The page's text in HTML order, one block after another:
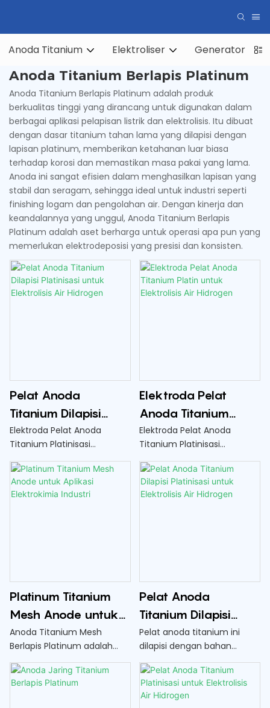
Anoda Titanium Elektroliser Generator
Anoda Titanium Berlapis Platinum
Anoda Titanium Berlapis Platinum adalah produk
berkualitas tinggi yang dirancang untuk digunakan dalam
berbagai aplikasi pelapisan listrik dan elektrolisis. Itu dibuat
dengan dasar titanium tahan lama yang dilapisi dengan
lapisan platinum, memberikan ketahanan luar biasa
terhadap korosi dan memastikan masa pakai yang lama.
Anoda ini sangat efisien dalam menghasilkan lapisan yang
stabil dan seragam, sehingga ideal untuk industri seperti
finishing logam dan pengolahan air. Dengan kinerja dan
keandalannya yang unggul, Anoda Titanium Berlapis
Platinum adalah aset berharga untuk operasi apa pun yang
memerlukan elektrodeposisi yang presisi dan konsisten.
Pelat Anoda
Titanium Dilapisi
Platinisasi untuk
Elektrolisis Air
Hidrogen
Elektroda Pelat Anoda
Titanium Platinisasi
digunakan dalam proses
elektrolisis air hidrogen
untuk memisahkan air
menjadi hidrogen dan
Elektroda Pelat
Anoda Titanium
Platin untuk
Elektrolisis Air
Hidrogen
Elektroda Pelat Anoda
Titanium Platinisasi
digunakan dalam proses
elektrolisis air hidrogen
untuk memisahkan air
menjadi hidrogen dan
Platinum Titanium
Mesh Anode untuk
Aplikasi Elektrokimia
Industri
Anoda Titanium Mesh
Berlapis Platinum adalah
solusi tahan lama dan
berkinerja tinggi untuk
aplikasi elektrokimia industri.
Pelat Anoda
Titanium Dilapisi
Platinisasi untuk
Elektrolisis Air
Hidrogen
Pelat anoda titanium ini
dilapisi dengan bahan
platinisasi, sehingga ideal
untuk digunakan dalam
elektrolisis air hidrogen.
Lapisan platinisasi